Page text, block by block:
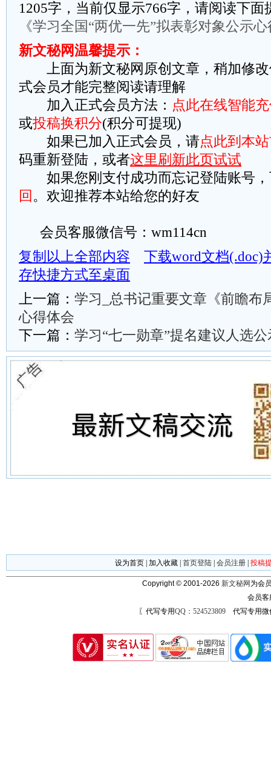
1205字，当前仅显示766字，请阅读下面
《学习全国“两优一先”拟表彰对象公示
新文秘网温馨提示：
上面为新文秘网原创文章，稍加修改
式会员才能完整阅读请理解
加入正式会员方法： 点此在线智能
或投稿换积分(积分可提现)
如果已加入正式会员，请点此到本
码重新登陆，或者这里刷新此页试试
如果您刚支付成功而忘记登陆账号，
回 。欢迎推荐本站给您的好友
会员客服微信号：wm114cn
复制以上全部内容
下载word文档(.doc)
存快捷方式至桌面
上一篇： 学习_总书记重要文章《前瞻布
心得体会
下一篇： 学习“七一勋章”提名建议人选
设为首页 加入收藏 首页登陆 会员注册 投稿
Copyright © 2001-2026 新文秘网 为会
会员
〖代写专用QQ：524523809代写专用微